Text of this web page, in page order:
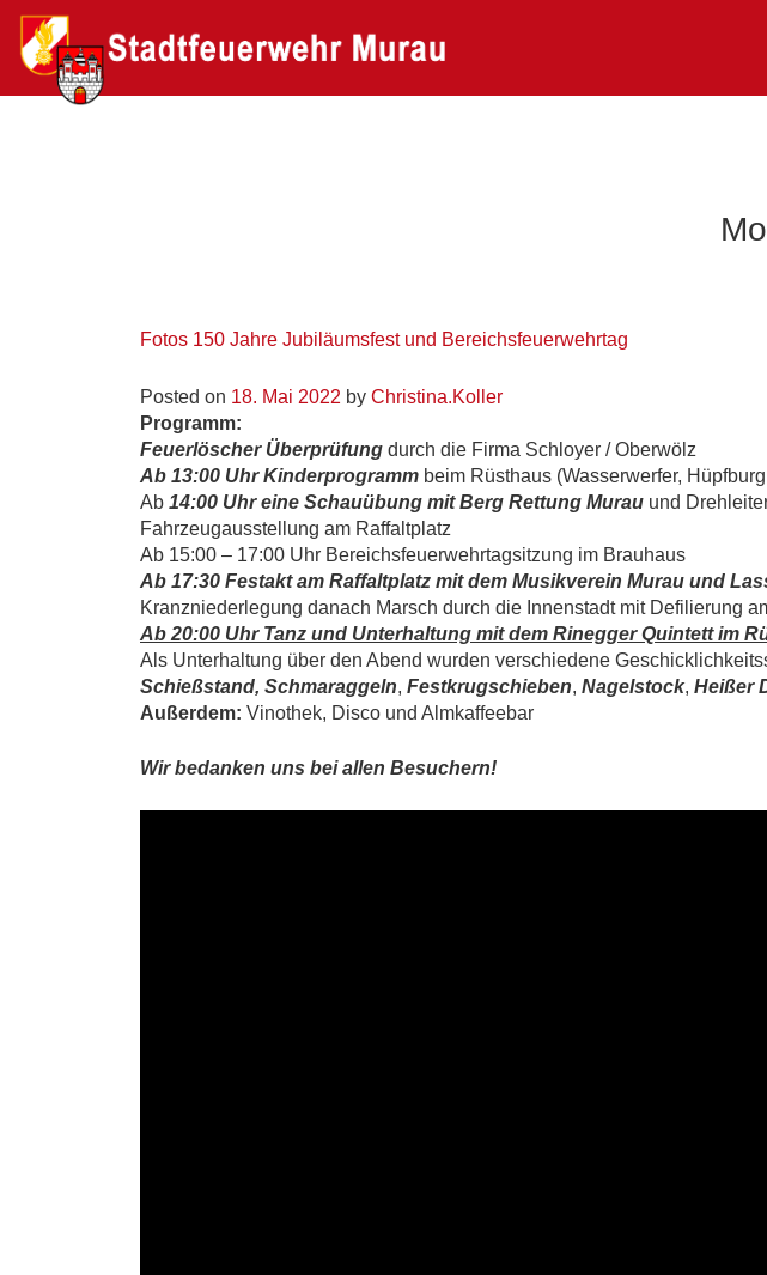
Fotos 150 Jahre Jubiläumsfest und Bereichsfeuerwehrtag
Posted on 18. Mai 2022 by Christina.Koller
Programm:
Feuerlöscher Überprüfung durch die Firma Schloyer / Oberwölz
Ab 13:00 Uhr Kinderprogramm beim Rüsthaus (Wasserwerfer,
Ab 14:00 Uhr eine Schauübung mit Berg Rettung Murau und
Fahrzeugausstellung am Raffaltplatz
Ab 15:00 – 17:00 Uhr Bereichsfeuerwehrtagsitzung im Brauhaus
Ab 17:30 Festakt am Raffaltplatz mit dem Musikverein Murau und
Kranzniederlegung danach Marsch durch die Innenstadt mit Defilierung
Ab 20:00 Uhr Tanz und Unterhaltung mit dem Rinegger Quintett im
Als Unterhaltung über den Abend wurden verschiedene
Schießstand, Schmaraggeln, Festkrugschieben, Nagelstock, Heißer
Außerdem: Vinothek, Disco und Almkaffeebar
Wir bedanken uns bei allen Besuchern!